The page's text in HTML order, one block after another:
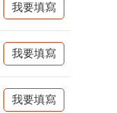
我要填寫
我要填寫
我要填寫